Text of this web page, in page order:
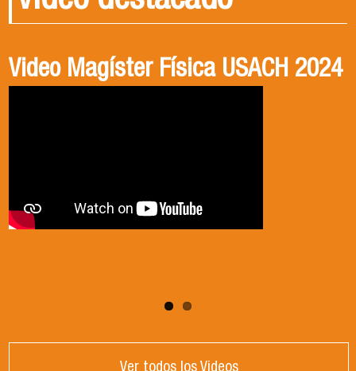
Video Magíster Física USACH 2024
Video Doctorado Física USACH